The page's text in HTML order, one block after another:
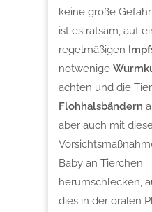
keine große
ist es ratsam, auf
regelmäßigen
notwenige
achten und die
Flohhalsbändern
aber auch mit
Baby an Tierchen
herumschlecken,
dies in der oralen